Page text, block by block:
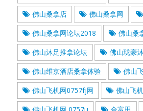
佛山桑拿店 佛山桑拿网
佛山桑拿网论坛2018 佛山桑
佛山沐足推拿论坛 佛山珑豪
佛山维京酒店桑拿体验 佛山
佛山飞机网0757fj网 佛山飞
佛山飞机网 0757u 合富田